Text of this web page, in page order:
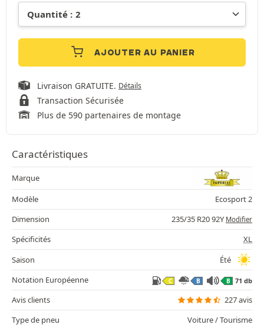
AJOUTER AU PANIER
Livraison GRATUITE. Détails
Transaction Sécurisée
Plus de 590 partenaires de montage
Caractéristiques
Marque
Modèle
Ecosport 2
Dimension
235/35 R20 92Y Modifier
Spécificités
XL
Saison
Été
Notation Européenne
C B B 71 db
Avis clients
227 avis
Type de pneu
Voiture / Tourisme